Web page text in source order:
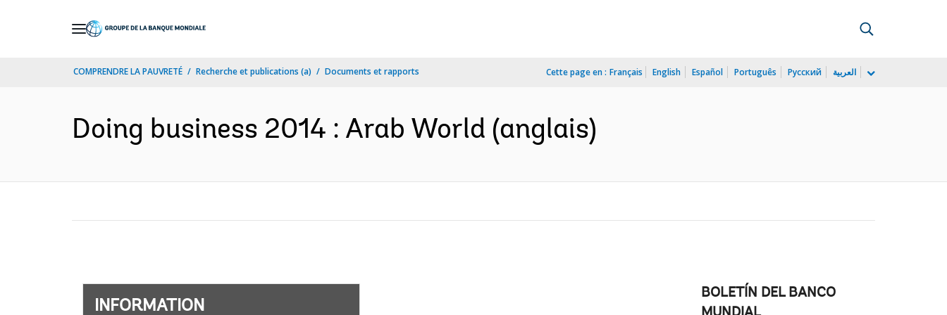
COMPRENDRE LA PAUVRETÉ Recherche et publications (a) Documents et rapports Cette page en : Français English Español Português Русский العربية
Doing business 2014 : Arab World (anglais)
INFORMATION
BOLETÍN DEL BANCO